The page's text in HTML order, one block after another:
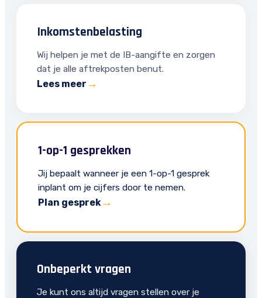
Inkomstenbelasting
Wij helpen je met de IB-aangifte en zorgen
dat je alle aftrekposten benut.
Lees meer
1-op-1 gesprekken
Jij bepaalt wanneer je een 1-op-1 gesprek
inplant om je cijfers door te nemen.
Plan gesprek
Onbeperkt vragen
Je kunt ons altijd vragen stellen over je